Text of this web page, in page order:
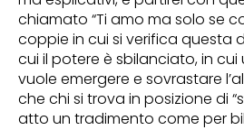
chiamato “Ti amo ma solo se
coppie in cui si verifica questa
cui il potere è sbilanciato, in
vuole emergere e sovrastare
che chi si trova in posizione di
atto un tradimento come per